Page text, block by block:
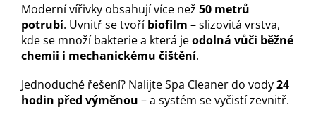
Moderní vířivky obsahují více než 50 metrů
potrubí. Uvnitř se tvoříbiofilm – slizovitá vrstva,
kde se množí bakterie a která jeodolná vůči běžné
chemii i mechanickému čištění.
Jednoduché řešení? Nalijte Spa Cleaner do vody24
hodin před výměnou – a systém se vyčistí zevnitř.